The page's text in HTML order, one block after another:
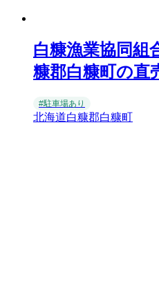
白糠漁業協同組
糠郡白糠町の直
#駐車場あり
北海道白糠郡白糠町